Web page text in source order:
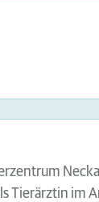
Tierärztin im